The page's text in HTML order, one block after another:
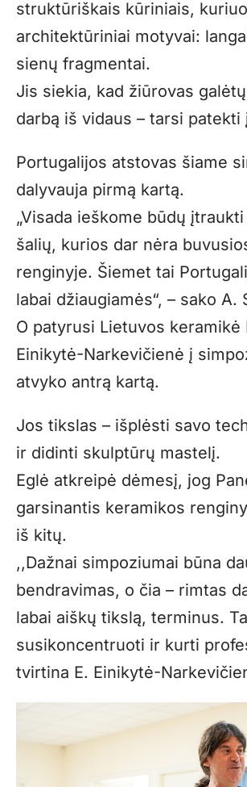
struktūriškais kūriniais,
architektūriniai motyvai:
sienų fragmentai.
Jis siekia, kad žiūrovas
darbą iš vidaus – tarsi patekti
Portugalijos atstovas šiame
dalyvauja pirmą kartą.
„Visada ieškome būdų
šalių, kurios dar nėra
renginyje. Šiemet tai
labai džiaugiamės“, – sako A.
O patyrusi Lietuvos keramikė
Einikytė-Narkevičienė į
atvyko antrą kartą.
Jos tikslas – išplėsti savo
ir didinti skulptūrų mastelį.
Eglė atkreipė dėmesį, jog
garsinantis keramikos
iš kitų.
,,Dažnai simpoziumai būna
bendravimas, o čia – rimtas
labai aiškų tikslą, terminus.
susikoncentruoti ir kurti
tvirtina E. Einikytė-